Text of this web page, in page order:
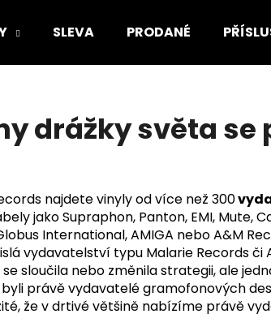
SLEVA PRODANÉ
drážky světa se
najdete vinyly od více než 300
jako Supraphon, Panton, EMI, Mute,
International, AMIGA nebo A&M
vydavatelství typu Malarie Records
se sloučila nebo změnila strategii, ale
právě vydavatelé gramofonových
že v drtivé většině nabízíme právě
najít?